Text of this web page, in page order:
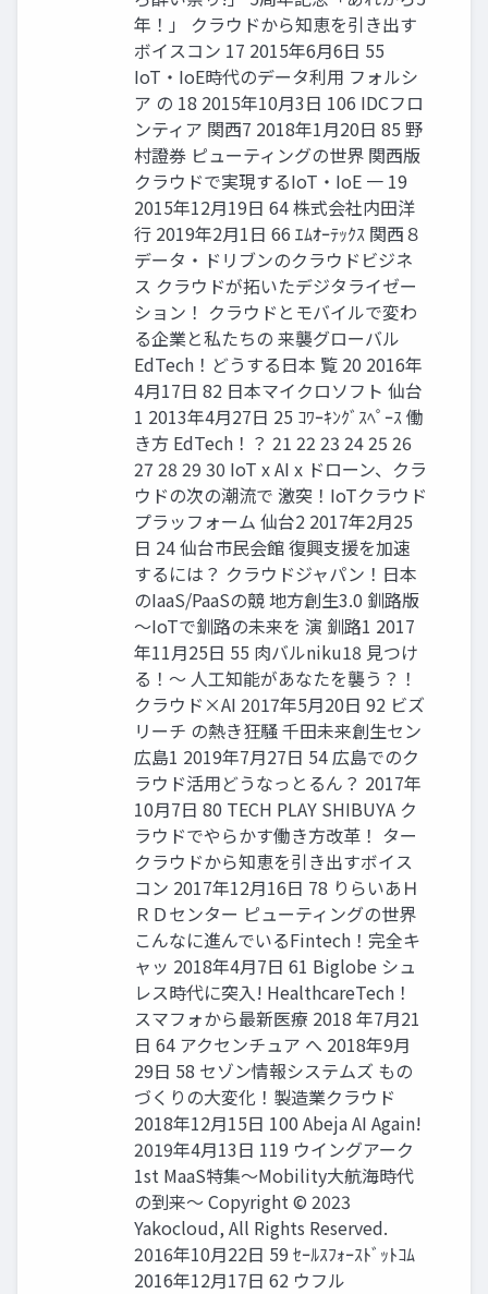
年！」 クラウドから知恵を引き出す
ボイスコン 17 2015年6月6日 55
IoT・IoE時代のデータ利用 フォルシ
ア の 18 2015年10月3日 106 IDCフロ
ンティア 関西7 2018年1月20日 85 野
村證券 ピューティングの世界 関西版
クラウドで実現するIoT・IoE 一 19
2015年12月19日 64 株式会社内田洋
行 2019年2月1日 66 ｴﾑｵｰﾃｯｸｽ 関西８
データ・ドリブンのクラウドビジネ
ス クラウドが拓いたデジタライゼー
ション！ クラウドとモバイルで変わ
る企業と私たちの 来襲グローバル
EdTech！どうする日本 覧 20 2016年
4月17日 82 日本マイクロソフト 仙台
1 2013年4月27日 25 ｺﾜｰｷﾝｸﾞｽﾍﾟｰｽ 働
き方 EdTech！？ 21 22 23 24 25 26
27 28 29 30 IoT x AI x ドローン、クラ
ウドの次の潮流で 激突！IoTクラウド
プラッフォーム 仙台2 2017年2月25
日 24 仙台市民会館 復興支援を加速
するには？ クラウドジャパン！日本
のIaaS/PaaSの競 地方創生3.0 釧路版
～IoTで釧路の未来を 演 釧路1 2017
年11月25日 55 肉バルniku18 見つけ
る！～ 人工知能があなたを襲う？！
クラウド×AI 2017年5月20日 92 ビズ
リーチ の熱き狂騒 千田未来創生セン
広島1 2019年7月27日 54 広島でのク
ラウド活用どうなっとるん？ 2017年
10月7日 80 TECH PLAY SHIBUYA ク
ラウドでやらかす働き方改革！ ター
クラウドから知恵を引き出すボイス
コン 2017年12月16日 78 りらいあＨ
ＲＤセンター ピューティングの世界
こんなに進んでいるFintech！完全キ
ャッ 2018年4月7日 61 Biglobe シュ
レス時代に突入! HealthcareTech！
スマフォから最新医療 2018 年7月21
日 64 アクセンチュア へ 2018年9月
29日 58 セゾン情報システムズ もの
づくりの大変化！製造業クラウド
2018年12月15日 100 Abeja AI Again!
2019年4月13日 119 ウイングアーク
1st MaaS特集〜Mobility大航海時代
の到来〜 Copyright © 2023
Yakocloud, All Rights Reserved.
2016年10月22日 59 ｾｰﾙｽﾌｫｰｽﾄﾞｯﾄｺﾑ
2016年12月17日 62 ウフル